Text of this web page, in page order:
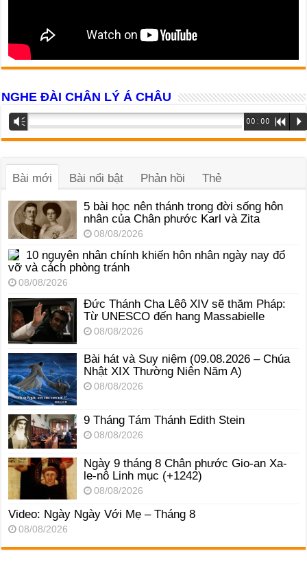
NGHE ĐÀI CHÂN LÝ Á CHÂU
Trình
phát
Vm 00:00 R P
Bài mới Bài nổi bật Phản hồi Thẻ
5 bài học nên thánh trong đời sống hôn
nhân của Chân phước Karl và Zita
08/08/2026
10 nguyên nhân chính khiến hôn nhân ngày nay đổ
vỡ và cách phòng tránh
08/08/2026
Đức Thánh Cha Lêô XIV sẽ thăm Pháp:
Từ UNESCO đến hang Massabielle
08/08/2026
Bài hát và Suy niệm (09.08.2026 – Chúa
Nhật XIX Thường Niên Năm A)
08/08/2026
9 Tháng Tám Thánh Edith Stein
08/08/2026
Ngày 9 tháng 8 Chân phước Gio-an Xa-
le-nô Linh mục (+1242)
08/08/2026
Video: Ngày Ngày Với Mẹ – Tháng 8
08/08/2026